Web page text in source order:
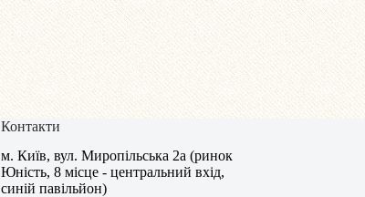
Контакти
м. Київ, вул. Миропільська 2а (ринок
Юність, 8 місце - центральний вхід,
синій павільйон)